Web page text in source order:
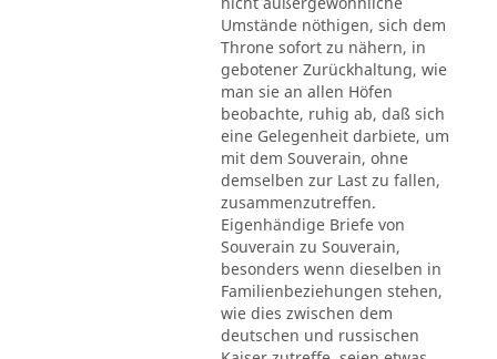
Umstände nöthigen, sich dem
Throne sofort zu nähern, in
gebotener Zurückhaltung, wie
man sie an allen Höfen
beobachte, ruhig ab, daß sich
eine Gelegenheit darbiete, um
mit dem Souverain, ohne
demselben zur Last zu fallen,
zusammenzutreffen.
Eigenhändige Briefe von
Souverain zu Souverain,
besonders wenn dieselben in
Familienbeziehungen stehen,
wie dies zwischen dem
deutschen und russischen